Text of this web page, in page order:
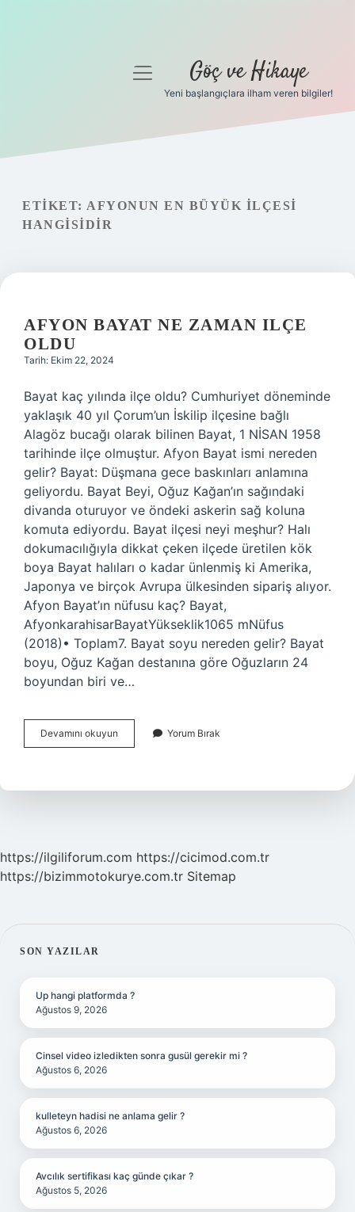
Gizlilik Politikası
Hakkımızda
menüyü
Göç ve Hikaye
Yeni başlangıçlara ilham veren bilgiler!
ETIKET: AFYONUN EN BÜYÜK ILÇESI
HANGISIDIR
AFYON BAYAT NE ZAMAN ILÇE
OLDU
Tarih: Ekim 22, 2024
Bayat kaç yılında ilçe oldu? Cumhuriyet döneminde
yaklaşık 40 yıl Çorum’un İskilip ilçesine bağlı
Alagöz bucağı olarak bilinen Bayat, 1 NİSAN 1958
tarihinde ilçe olmuştur. Afyon Bayat ismi nereden
gelir? Bayat: Düşmana gece baskınları anlamına
geliyordu. Bayat Beyi, Oğuz Kağan’ın sağındaki
divanda oturuyor ve öndeki askerin sağ koluna
komuta ediyordu. Bayat ilçesi neyi meşhur? Halı
dokumacılığıyla dikkat çeken ilçede üretilen kök
boya Bayat halıları o kadar ünlenmiş ki Amerika,
Japonya ve birçok Avrupa ülkesinden sipariş alıyor.
Afyon Bayat’ın nüfusu kaç? Bayat,
AfyonkarahisarBayatYükseklik1065 mNüfus
(2018)• Toplam7. Bayat soyu nereden gelir? Bayat
boyu, Oğuz Kağan destanına göre Oğuzların 24
boyundan biri ve…
Devamını okuyun
Bayat
Ilçe
Yorum Bırak
https://ilgiliforum.com https://cicimod.com.tr
https://bizimmotokurye.com.tr Sitemap
SIDEBAR
SON YAZILAR
Up hangi platformda ?
Ağustos 9, 2026
Cinsel video izledikten sonra gusül gerekir mi ?
Ağustos 6, 2026
kulleteyn hadisi ne anlama gelir ?
Ağustos 6, 2026
Avcılık sertifikası kaç günde çıkar ?
Ağustos 5, 2026